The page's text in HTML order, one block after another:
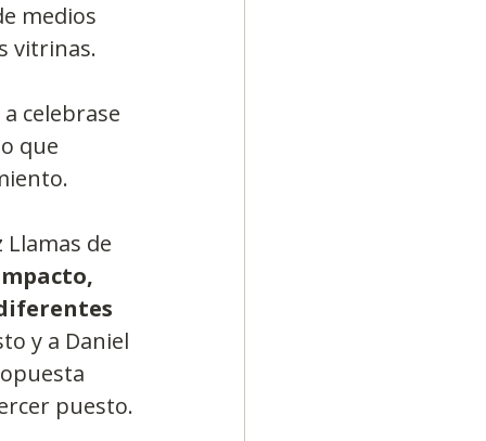
medios
vitrinas.
celebrase
que
de
y a Daniel
puesto.